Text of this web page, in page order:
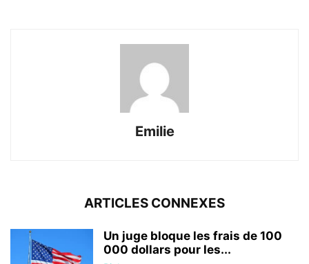
Emilie
ARTICLES CONNEXES
Un juge bloque les frais de 100
000 dollars pour les...